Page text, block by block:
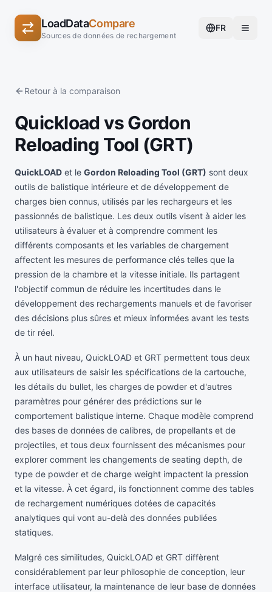
LoadDataCompare
Sources de données de rechargement
FR
Retour à la comparaison
Quickload vs Gordon
Reloading Tool (GRT)
QuickLOAD et le Gordon Reloading Tool (GRT) sont deux
outils de balistique intérieure et de développement de
charges bien connus, utilisés par les rechargeurs et les
passionnés de balistique. Les deux outils visent à aider les
utilisateurs à évaluer et à comprendre comment les
différents composants et les variables de chargement
affectent les mesures de performance clés telles que la
pression de la chambre et la vitesse initiale. Ils partagent
l'objectif commun de réduire les incertitudes dans le
développement des rechargements manuels et de favoriser
des décisions plus sûres et mieux informées avant les tests
de tir réel.
À un haut niveau, QuickLOAD et GRT permettent tous deux
aux utilisateurs de saisir les spécifications de la cartouche,
les détails du bullet, les charges de powder et d'autres
paramètres pour générer des prédictions sur le
comportement balistique interne. Chaque modèle comprend
des bases de données de calibres, de propellants et de
projectiles, et tous deux fournissent des mécanismes pour
explorer comment les changements de seating depth, de
type de powder et de charge weight impactent la pression
et la vitesse. À cet égard, ils fonctionnent comme des tables
de rechargement numériques dotées de capacités
analytiques qui vont au-delà des données publiées
statiques.
Malgré ces similitudes, QuickLOAD et GRT diffèrent
considérablement par leur philosophie de conception, leur
interface utilisateur, la maintenance de leur base de données